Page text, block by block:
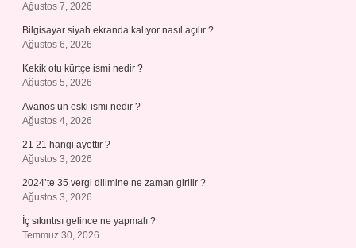
Ağustos 7, 2026
Bilgisayar siyah ekranda kalıyor nasıl açılır ?
Ağustos 6, 2026
Kekik otu kürtçe ismi nedir ?
Ağustos 5, 2026
Avanos’un eski ismi nedir ?
Ağustos 4, 2026
21 21 hangi ayettir ?
Ağustos 3, 2026
2024’te 35 vergi dilimine ne zaman girilir ?
Ağustos 3, 2026
İç sıkıntısı gelince ne yapmalı ?
Temmuz 30, 2026